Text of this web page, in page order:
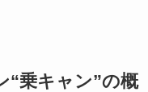
“乗キャン”の概